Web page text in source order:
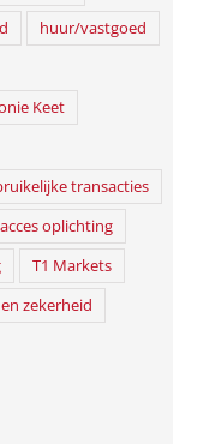
huur/vastgoed
Keet
transacties
oplichting
T1 Markets
zekerheid